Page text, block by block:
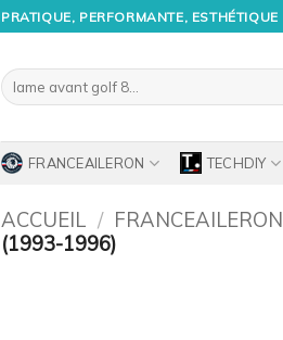
PRATIQUE, PERFORMANTE, ESTHÉTIQUE
Recherche
pour :
FRANCEAILERON TECHDIY
ACCUEIL / FRANCEAILERON
(1993-1996)